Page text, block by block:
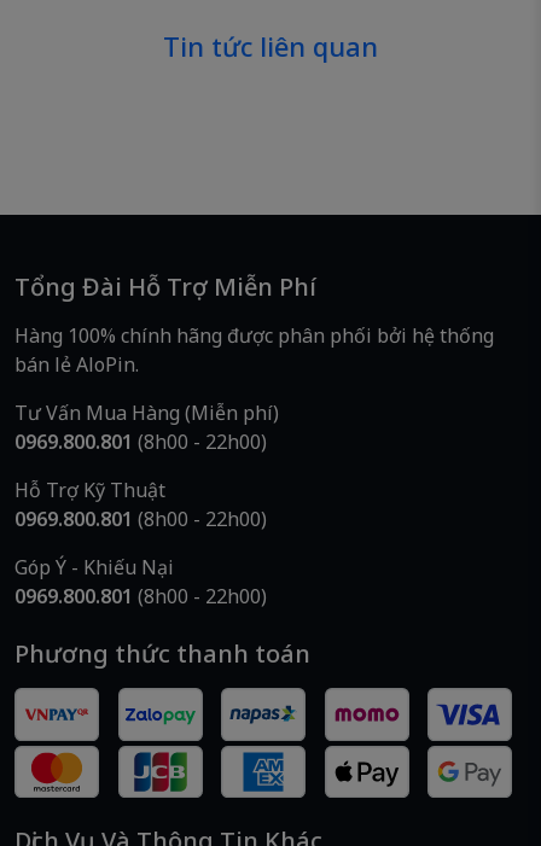
Tin tức liên quan
Tổng Đài Hỗ Trợ Miễn Phí
Hàng 100% chính hãng được phân phối bởi hệ thống
bán lẻ AloPin.
Tư Vấn Mua Hàng (Miễn phí)
0969.800.801 (8h00 - 22h00)
Hỗ Trợ Kỹ Thuật
0969.800.801 (8h00 - 22h00)
Góp Ý - Khiếu Nại
0969.800.801 (8h00 - 22h00)
Phương thức thanh toán